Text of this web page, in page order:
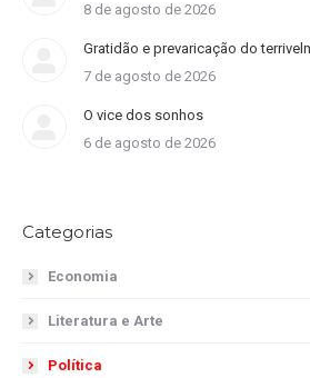
8 de agosto de 2026
Gratidão e prevaricação do
7 de agosto de 2026
O vice dos sonhos
6 de agosto de 2026
Categorias
Economia
Literatura e Arte
Política